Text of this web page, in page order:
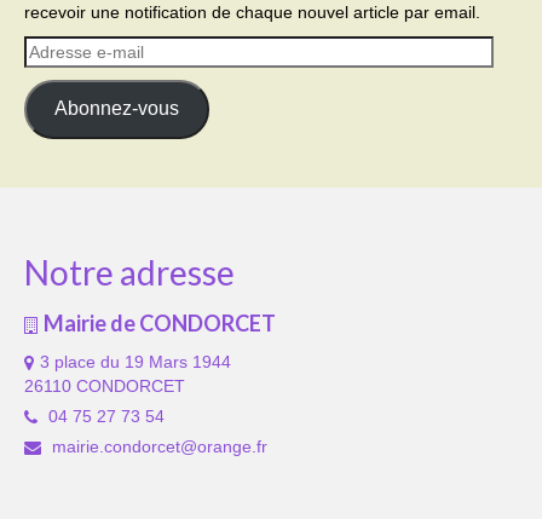
recevoir une notification de chaque nouvel article par email.
Adresse
e-
mail
Abonnez-vous
Notre adresse
Mairie de CONDORCET
3 place du 19 Mars 1944
26110 CONDORCET
04 75 27 73 54
mairie.condorcet@orange.fr